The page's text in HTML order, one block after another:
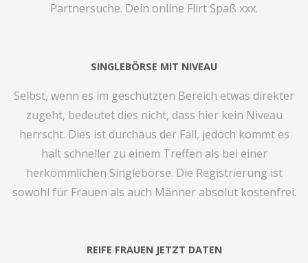
Partnersuche. Dein online Flirt Spaß xxx.
SINGLEBÖRSE MIT NIVEAU
Selbst, wenn es im geschützten Bereich etwas direkter
zugeht, bedeutet dies nicht, dass hier kein Niveau
herrscht. Dies ist durchaus der Fall, jedoch kommt es
halt schneller zu einem Treffen als bei einer
herkömmlichen Singlebörse. Die Registrierung ist
sowohl für Frauen als auch Männer absolut kostenfrei.
REIFE FRAUEN JETZT DATEN